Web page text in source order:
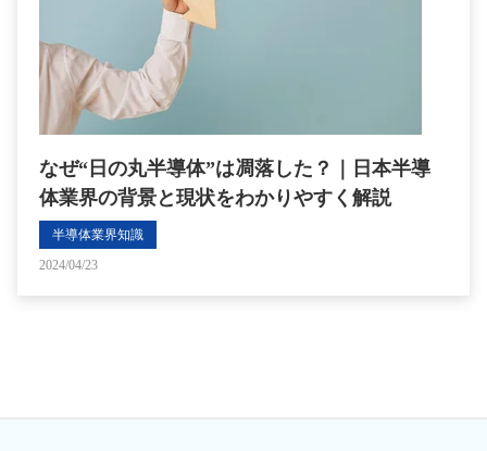
なぜ“日の丸半導体”は凋落した？｜日本半導
体業界の背景と現状をわかりやすく解説
半導体業界知識
2024/04/23